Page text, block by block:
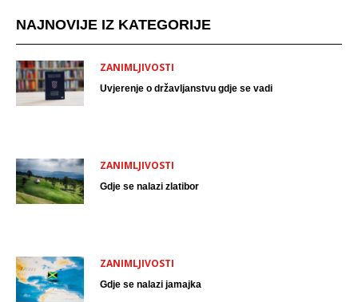
NAJNOVIJE IZ KATEGORIJE
ZANIMLJIVOSTI
Uvjerenje o državljanstvu gdje se vadi
ZANIMLJIVOSTI
Gdje se nalazi zlatibor
ZANIMLJIVOSTI
Gdje se nalazi jamajka